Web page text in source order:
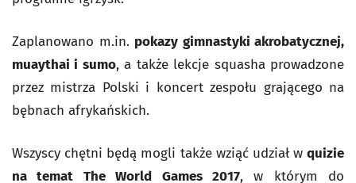
Zaplanowano m.in. pokazy gimnastyki akrobatycznej,
muaythai i sumo, a także lekcje squasha prowadzone
przez mistrza Polski i koncert zespołu grającego na
bębnach afrykańskich.
Wszyscy chętni będą mogli także wziąć udział w quizie
na temat The World Games 2017, w którym do